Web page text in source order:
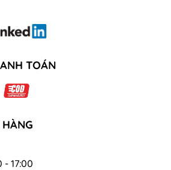
TOÁN
- 17:00